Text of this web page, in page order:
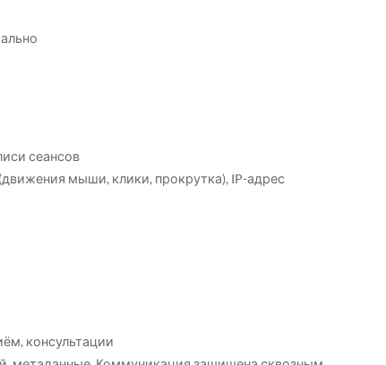
сеансов
мыши, клики, прокрутка), IP-адрес
консультации